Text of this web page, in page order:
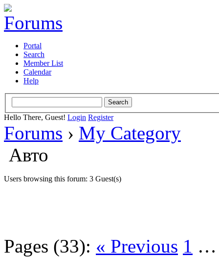
Portal
Search
Member List
Calendar
Help
Hello There, Guest! Login Register
Forums › My Category
Авто
Users browsing this forum: 3 Guest(s)
Pages (33): « Previous 1